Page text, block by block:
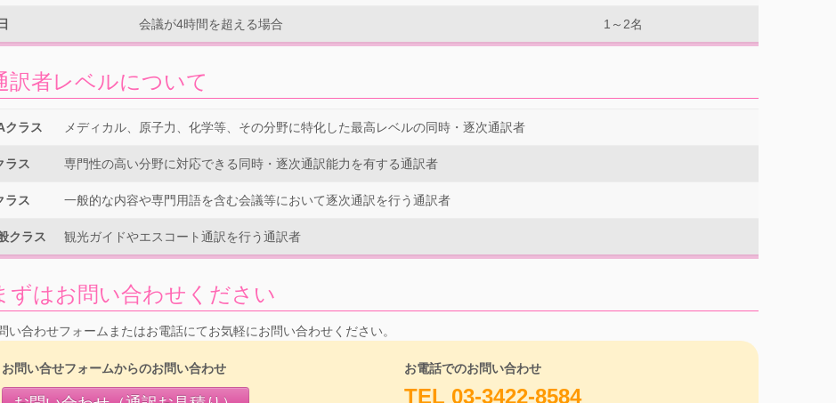
会議が4時間を超える場合 1～2名
訳者レベルについて
クラス メディカル、原子力、化学等、その分野に特化した最高レベルの同時・逐次通訳者
ラス 専門性の高い分野に対応できる同時・逐次通訳能力を有する通訳者
ラス 一般的な内容や専門用語を含む会議等において逐次通訳を行う通訳者
クラス 観光ガイドやエスコート通訳を行う通訳者
ずはお問い合わせください
い合わせフォームまたはお電話にてお気軽にお問い合わせください。
お問い合せフォームからのお問い合わせ お電話でのお問い合わせ
TEL 03-3422-8584